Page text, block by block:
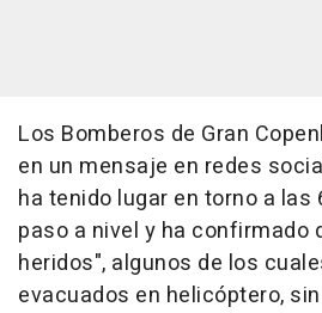
Los Bomberos de Gran
en un mensaje en redes
ha tenido lugar en torno a las
paso a nivel y ha confirmado
heridos", algunos de los
evacuados en helicóptero,